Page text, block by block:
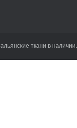
ткани в наличии.